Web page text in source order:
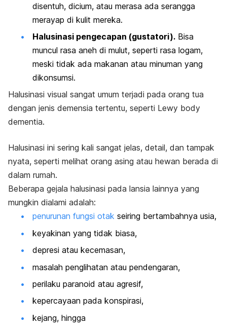
disentuh, dicium, atau merasa ada serangga
merayap di kulit mereka.
Halusinasi pengecapan (gustatori). Bisa
muncul rasa aneh di mulut, seperti rasa logam,
meski tidak ada makanan atau minuman yang
dikonsumsi.
Halusinasi visual sangat umum terjadi pada orang tua
dengan jenis demensia tertentu, seperti Lewy body
dementia.
Halusinasi ini sering kali sangat jelas, detail, dan tampak
nyata, seperti melihat orang asing atau hewan berada di
dalam rumah.
Beberapa gejala halusinasi pada lansia lainnya yang
mungkin dialami adalah:
penurunan fungsi otak seiring bertambahnya usia,
keyakinan yang tidak biasa,
depresi atau kecemasan,
masalah penglihatan atau pendengaran,
perilaku paranoid atau agresif,
kepercayaan pada konspirasi,
kejang, hingga